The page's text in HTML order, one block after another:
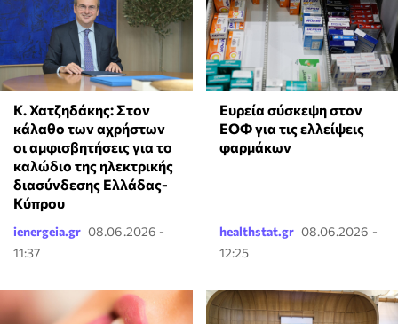
Κ. Χατζηδάκης: Στον
κάλαθο των αχρήστων
οι αμφισβητήσεις για το
καλώδιο της ηλεκτρικής
διασύνδεσης Ελλάδας-
Κύπρου
ienergeia.gr 08.06.2026 -
11:37
Ευρεία σύσκεψη στον
ΕΟΦ για τις ελλείψεις
φαρμάκων
healthstat.gr 08.06.2026 -
12:25